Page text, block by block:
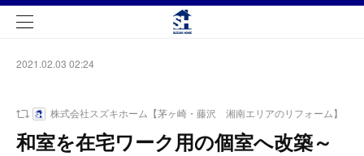
2021.02.03 02:24
株式会社スズキホーム【茅ヶ崎・藤沢 湘南エリアのリフォーム】
和室を在宅ワーク用の個室へ改築～